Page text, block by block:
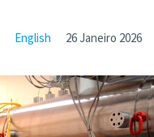
English 26 Janeiro 2026